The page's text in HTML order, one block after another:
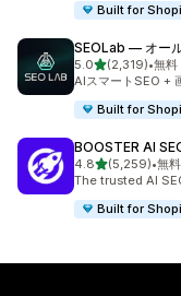
Built for
SEOLab — オー
5.05つ星中
(2,319)
合計レビュー数：
•無料
AIスマートSEO +
Built for
BOOSTER AI
4.85つ星中
(5,259)
合計レビュー数：
•無
The trusted AI
Built for